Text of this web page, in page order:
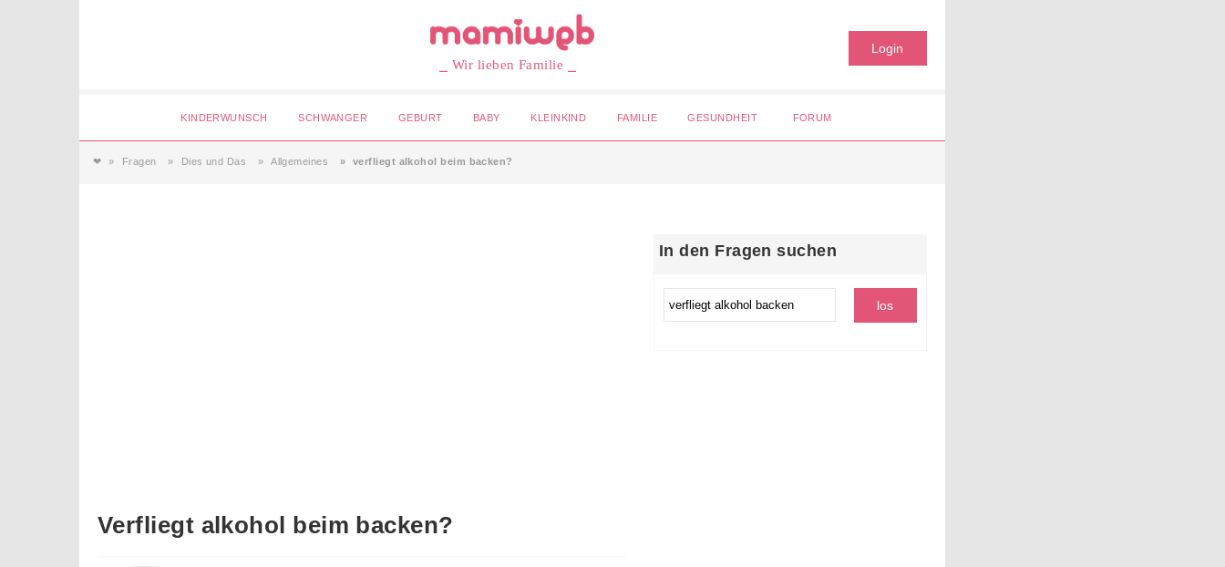
⎯ Wir lieben Familie ⎯
Login
KINDERWUNSCH SCHWANGER GEBURT BABY KLEINKIND FAMILIE GESUNDHEIT FORUM
❤ Fragen Dies und Das Allgemeines verfliegt alkohol beim backen?
Verfliegt alkohol beim backen?
In den Fragen suchen